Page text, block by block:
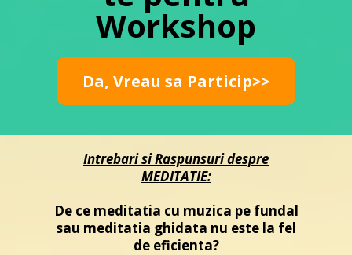
Workshop
Da, Vreau sa Particip>>
Intrebari si Raspunsuri despre
MEDITATIE:
De ce meditatia cu muzica pe fundal
sau meditatia ghidata nu este la fel
de eficienta?